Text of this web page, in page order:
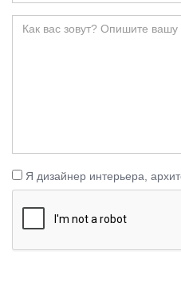
Я дизайнер интерьера,